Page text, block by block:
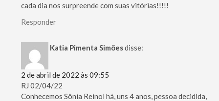
cada dia nos surpreende com suas vitórias!!!!!
Responder
Katia Pimenta Simõesdisse:
2 de abril de 2022 às 09:55
RJ 02/04/22
Conhecemos Sônia Reinol há, uns 4 anos, pessoa decidida,